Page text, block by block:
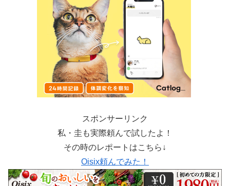
スポンサーリンク
私・圭も実際頼んで試したよ！
その時のレポートはこちら↓
Oisix頼んでみた！